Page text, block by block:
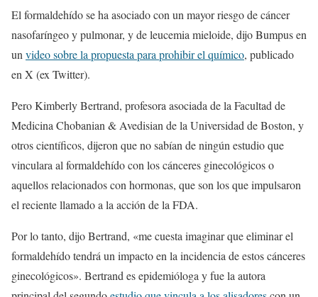
El formaldehído se ha asociado con un mayor riesgo de cáncer
nasofaríngeo y pulmonar, y de leucemia mieloide, dijo Bumpus en
unvideo sobre la propuesta para prohibir el químico, publicado
en X (ex Twitter).
Pero Kimberly Bertrand, profesora asociada de la Facultad de
Medicina Chobanian & Avedisian de la Universidad de Boston, y
otros científicos, dijeron que no sabían de ningún estudio que
vinculara al formaldehído con los cánceres ginecológicos o
aquellos relacionados con hormonas, que son los que impulsaron
el reciente llamado a la acción de la FDA.
Por lo tanto, dijo Bertrand, «me cuesta imaginar que eliminar el
formaldehído tendrá un impacto en la incidencia de estos cánceres
ginecológicos». Bertrand es epidemióloga y fue la autora